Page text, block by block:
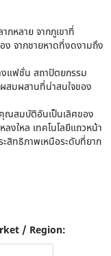
หลาย จากภูเขาที่
ง จากชายหาดที่งดงามถึง
แฟชั่น สถาปัตยกรรม
สมผสานที่น่าสนใจของ
ณสมบัติอันเป็นเลิศของ
งใหล เทคโนโลยีแถวหน้า
สิทธิภาพเหนือระดับที่ยาก
/ Region: